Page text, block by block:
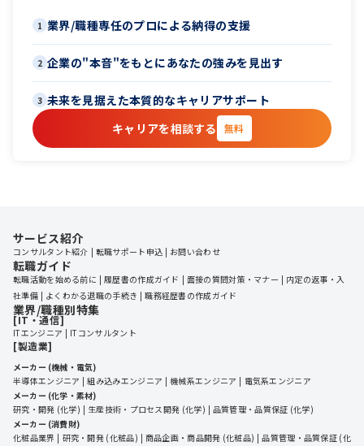
1 業界/職種専任のプロによる納得の支援
2 企業の"本音"をもとにあなたの強みを見出す
3 未来を見据えた本質的なキャリアサポート
キャリアを相談する
無料
サービス紹介
コンサルタント紹介 転職サポート申込 お問い合わせ
転職ガイド
転職活動を始める前に 履歴書の作成ガイド 面接の質問対策・マナー
内定の返事・入
社準備
よくわかる退職の手続き 職務経歴書の作成ガイド
業界/職種別特集
[IT・通信]
ITエンジニア ITコンサルタント
[製造業]
メーカー (機械・電気)
半導体エンジニア
組み込みエンジニア 機械系エンジニア
電気系エンジニア
メーカー (化学・素材)
研究・開発 (化学)
生産技術・プロセス開発 (化学)
品質管理・品質保証 (化学)
メーカー (消費財)
化粧品業界
研究・開発 (化粧品) 商品企画・商品開発 (化粧品)
品質管理・品質保証 (化